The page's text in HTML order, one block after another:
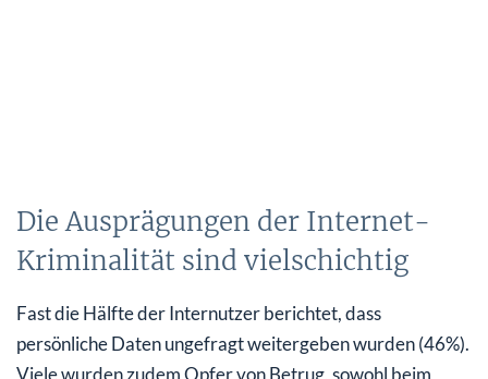
Die Ausprägungen der Internet-
Kriminalität sind vielschichtig
Fast die Hälfte der Internutzer berichtet, dass
persönliche Daten ungefragt weitergeben wurden (46%).
Viele wurden zudem Opfer von Betrug, sowohl beim